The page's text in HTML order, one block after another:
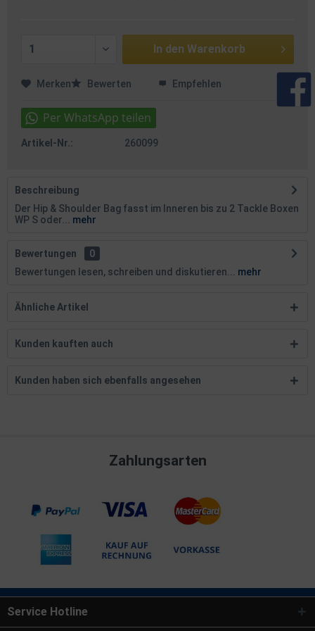
In den Warenkorb
Merken Bewerten Empfehlen
Artikel-Nr.: 260099
Beschreibung
Der Hip & Shoulder Bag fasst im Inneren bis zu 2 Tackle Boxen
WP S oder...
mehr
Bewertungen
0
Bewertungen lesen, schreiben und diskutieren...
mehr
Ähnliche Artikel
Kunden kauften auch
Kunden haben sich ebenfalls angesehen
Zahlungsarten
Service Hotline